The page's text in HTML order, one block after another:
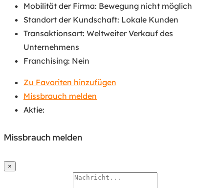
Mobilität der Firma: Bewegung nicht möglich
Standort der Kundschaft: Lokale Kunden
Transaktionsart: Weltweiter Verkauf des
Unternehmens
Franchising: Nein
Zu Favoriten hinzufügen
Missbrauch melden
Aktie:
Missbrauch melden
×